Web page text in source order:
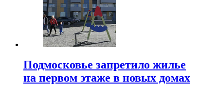
Подмосковье запретило жилье
на первом этаже в новых домах